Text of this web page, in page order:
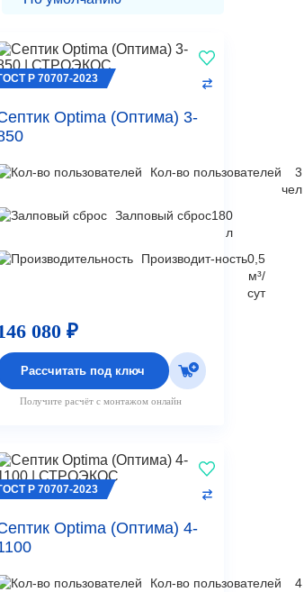
4
Optima (Оптима) 3-
Кол-во пользователей
3
чел
Залповый сброс180
л
Производит-ность0,5
м³/
сут
Р 70707-2023
080 ₽
Рассчитать под ключ
Получите расчёт с монтажом онлайн
4
Optima (Оптима) 4-
Кол-во пользователей
4
Р 70707-2023